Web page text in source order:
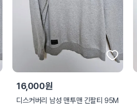
16,000원
디스커버리 남성 맨투맨 긴팔티 95M